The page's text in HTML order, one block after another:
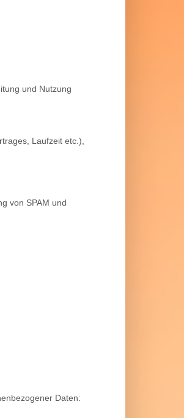
und Nutzung
Laufzeit etc.),
von SPAM und
Daten: